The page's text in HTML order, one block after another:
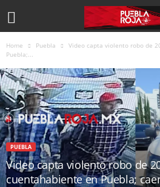
Home Puebla
Video capta violento robo de
Puebla;...
PUEBLA
Video capta violento robo de
cuentahabiente en Puebla;